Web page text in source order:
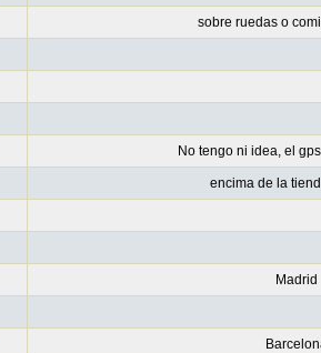
sobre ruedas o
No tengo ni idea, el
encima de la
Madrid